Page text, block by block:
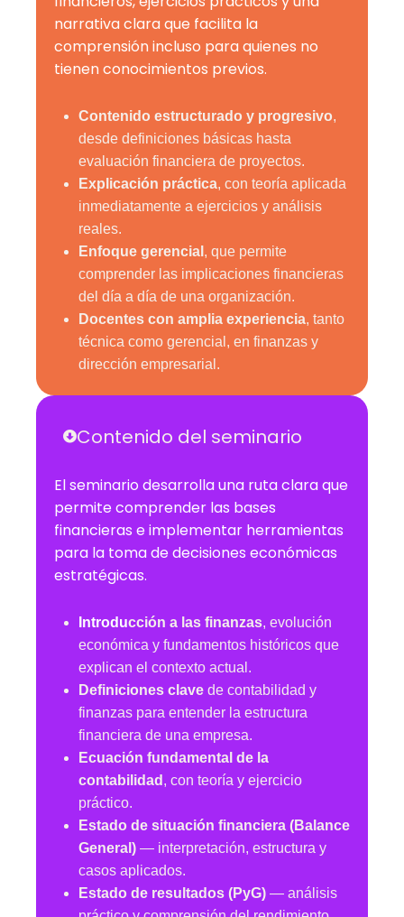
narrativa clara que facilita la
comprensión incluso para quienes no
tienen conocimientos previos.
Contenido estructurado y progresivo,
desde definiciones básicas hasta
evaluación financiera de proyectos.
Explicación práctica, con teoría aplicada
inmediatamente a ejercicios y análisis
reales.
Enfoque gerencial , que permite
comprender las implicaciones financieras
del día a día de una organización.
Docentes con amplia experiencia, tanto
técnica como gerencial, en finanzas y
dirección empresarial.
Contenido del seminario
El seminario desarrolla una ruta clara que
permite comprender las bases
financieras e implementar herramientas
para la toma de decisiones económicas
estratégicas.
Introducción a las finanzas, evolución
económica y fundamentos históricos que
explican el contexto actual.
Definiciones clave de contabilidad y
finanzas para entender la estructura
financiera de una empresa.
Ecuación fundamental de la
contabilidad , con teoría y ejercicio
práctico.
Estado de situación financiera (Balance
General) — interpretación, estructura y
casos aplicados.
Estado de resultados (PyG) — análisis